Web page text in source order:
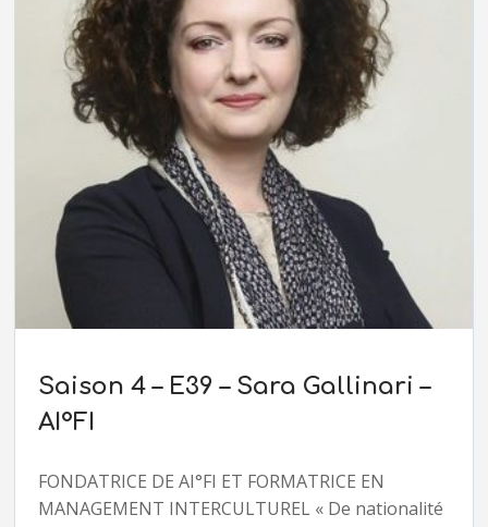
Saison 4 – E39 – Sara Gallinari –
AI°FI
FONDATRICE DE AI°FI ET FORMATRICE EN
MANAGEMENT INTERCULTUREL « De nationalité